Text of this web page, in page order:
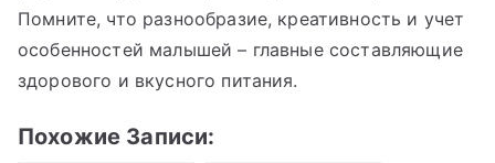
Помните, что разнообразие, креативность и учет
особенностей малышей – главные составляющие
здорового и вкусного питания.
Похожие Записи: